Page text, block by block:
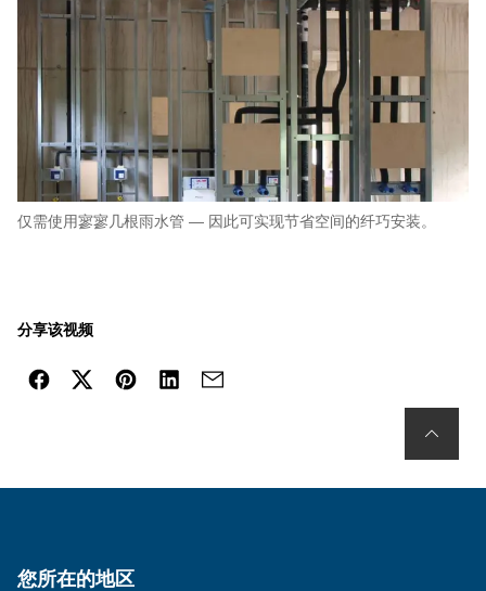
仅需使用寥寥几根雨水管 — 因此可实现节省空间的纤巧安装。
分享该视频
您所在的地区